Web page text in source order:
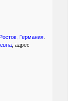
Германия.
, адрес